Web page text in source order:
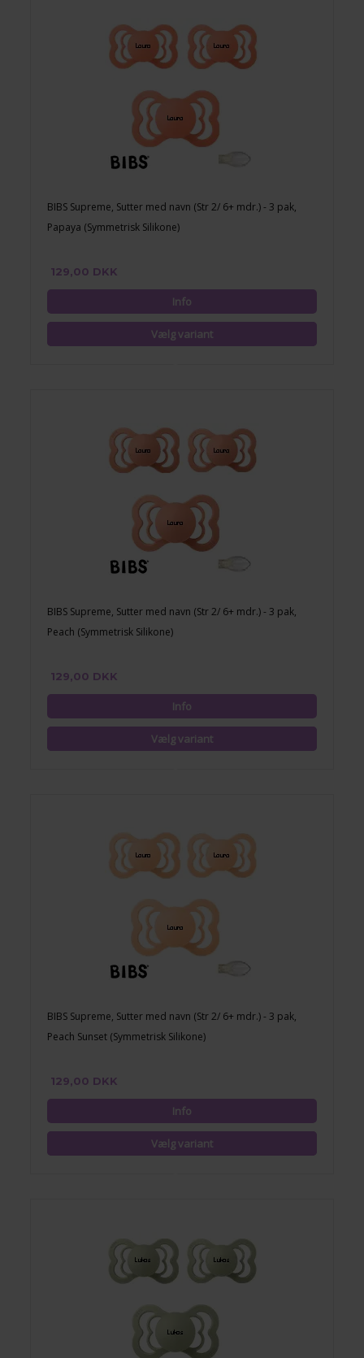
BIBS Supreme, Sutter med navn (Str 2/ 6+ mdr.) - 3 pak,
Papaya (Symmetrisk Silikone)
129,00 DKK
BIBS Supreme, Sutter med navn (Str 2/ 6+ mdr.) - 3 pak,
Peach (Symmetrisk Silikone)
129,00 DKK
BIBS Supreme, Sutter med navn (Str 2/ 6+ mdr.) - 3 pak,
Peach Sunset (Symmetrisk Silikone)
129,00 DKK